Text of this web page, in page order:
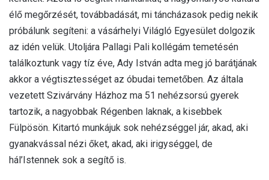
élő megőrzését, továbbadását, mi táncházasok pedig nekik
próbálunk segíteni: a vásárhelyi Világló Egyesület dolgozik
az idén velük. Utoljára Pallagi Pali kollégám temetésén
találkoztunk vagy tíz éve, Ady István adta meg jó barátjának
akkor a végtisztességet az óbudai temetőben. Az általa
vezetett Szivárvány Házhoz ma 51 nehézsorsú gyerek
tartozik, a nagyobbak Régenben laknak, a kisebbek
Fülpösön. Kitartó munkájuk sok nehézséggel jár, akad, aki
gyanakvással nézi őket, akad, aki irigységgel, de
hál’Istennek sok a segítő is.